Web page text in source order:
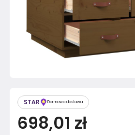
STAR Darmowa dostawa
698,01 zł